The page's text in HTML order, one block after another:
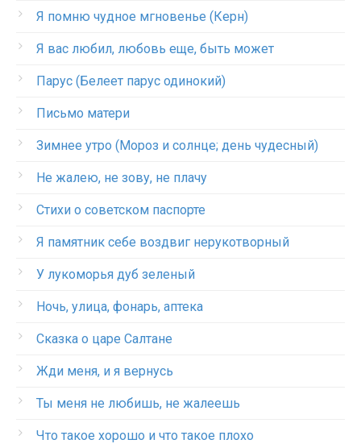
Я помню чудное мгновенье (Керн)
Я вас любил, любовь еще, быть может
Парус (Белеет парус одинокий)
Письмо матери
Зимнее утро (Мороз и солнце; день чудесный)
Не жалею, не зову, не плачу
Стихи о советском паспорте
Я памятник себе воздвиг нерукотворный
У лукоморья дуб зеленый
Ночь, улица, фонарь, аптека
Сказка о царе Салтане
Жди меня, и я вернусь
Ты меня не любишь, не жалеешь
Что такое хорошо и что такое плохо